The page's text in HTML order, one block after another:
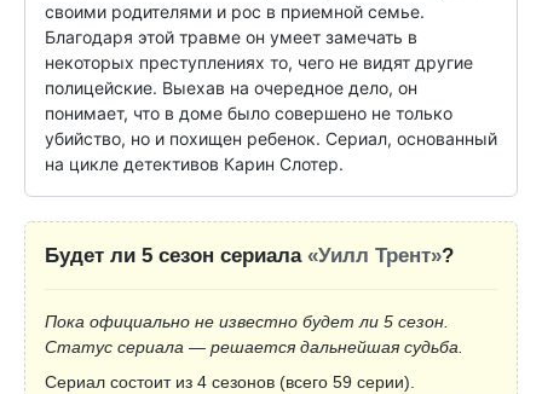
своими родителями и рос в приемной семье.
Благодаря этой травме он умеет замечать в
некоторых преступлениях то, чего не видят другие
полицейские. Выехав на очередное дело, он
понимает, что в доме было совершено не только
убийство, но и похищен ребенок. Сериал, основанный
на цикле детективов Карин Слотер.
Будет ли 5 сезон сериала «Уилл Трент»?
Пока официально не известно будет ли 5 сезон.
Статус сериала — решается дальнейшая судьба.
Сериал состоит из 4 сезонов (всего 59 серии).